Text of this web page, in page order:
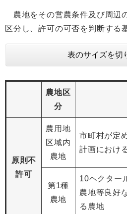
農地をその営農条件及び周辺
区分し、許可の可否を判断する
表のサイズを切
農地区
分
原則不
許可
農用地
区域内
農地
市町村が定
計画におけ
第1種
農地
10ヘクター
農地等良好
る農地